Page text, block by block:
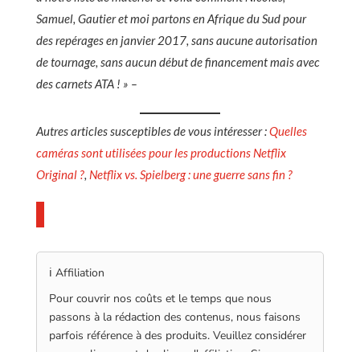
Samuel, Gautier et moi partons en Afrique du Sud pour
des repérages en janvier 2017, sans aucune autorisation
de tournage, sans aucun début de financement mais avec
des carnets ATA ! » –
Autres articles susceptibles de vous intéresser :Quelles
caméras sont utilisées pour les productions Netflix
Original ?, Netflix vs. Spielberg : une guerre sans fin ?
ℹ️ Affiliation
Pour couvrir nos coûts et le temps que nous
passons à la rédaction des contenus, nous faisons
parfois référence à des produits. Veuillez considérer